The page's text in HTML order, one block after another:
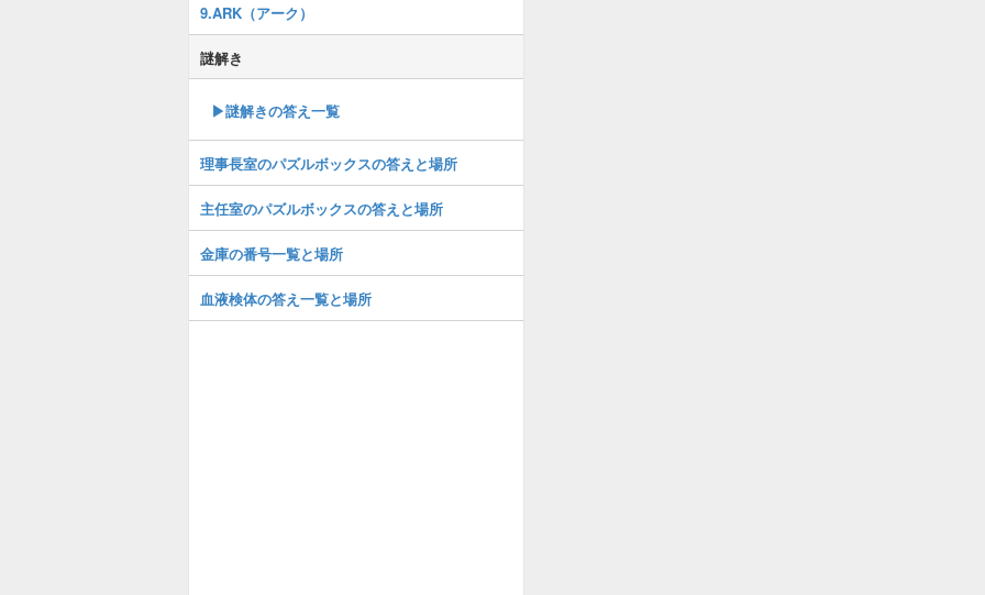
9.ARK（アーク）
謎解き
▶謎解きの答え一覧
理事長室のパズルボックスの答えと場所
主任室のパズルボックスの答えと場所
金庫の番号一覧と場所
血液検体の答え一覧と場所